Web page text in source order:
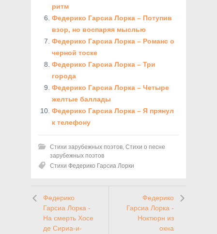
ритм
Федерико Гарсиа Лорка – Потупив
взор, но воспаряя мыслью
Федерико Гарсиа Лорка – Романс о
черной тоске
Федерико Гарсиа Лорка – Три
города
Федерико Гарсиа Лорка – Четыре
желтые баллады
Федерико Гарсиа Лорка – Я прянул
к телефону
Стихи зарубежных поэтов, Стихи о песне
зарубежных поэтов
Стихи Федерико Гарсиа Лорки
Федерико
Гарсиа Лорка -
На смерть Хосе
де Сириа-и-
Федерико
Гарсиа Лорка -
Ноктюрн из
окна